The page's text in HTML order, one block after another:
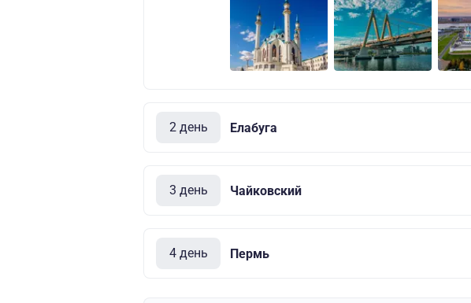
2 день Елабуга
3 день Чайковский
4 день Пермь